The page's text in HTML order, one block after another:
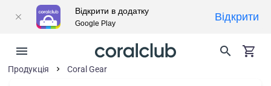
Продукція Coral Gear
Відкрити в додатку
Google Play
Відкрити